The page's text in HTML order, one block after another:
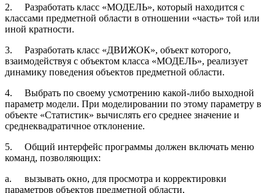
2.
Разработать класс «МОДЕЛЬ», который находится с
классами предметной области в отношении «часть» той или
иной кратности.
3.
Разработать класс «ДВИЖОК», объект которого,
взаимодействуя с объектом класса «МОДЕЛЬ», реализует
динамику поведения объектов предметной области.
4.
Выбрать по своему усмотрению какой-либо выходной
параметр модели. При моделировании по этому параметру в
объекте «Статистик» вычислять его среднее значение и
среднеквадратичное отклонение.
5.
Общий интерфейс программы должен включать меню
команд, позволяющих:
a.
вызывать окно, для просмотра и корректировки
параметров объектов предметной области,